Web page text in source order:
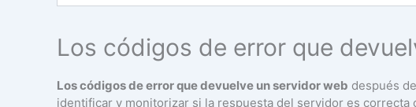
Los códigos de error que
Los códigos de error que devuelve un servidor web después
identificar y monitorizar si la respuesta del servidor es correcta